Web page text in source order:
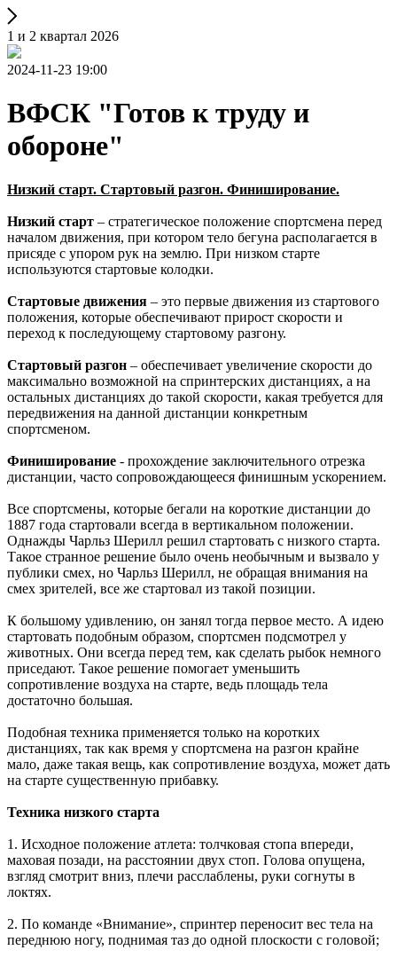
1 и 2 квартал 2026
2024-11-23 19:00
ВФСК "Готов к труду и
обороне"
Низкий старт. Стартовый разгон. Финиширование.
Низкий старт – стратегическое положение спортсмена перед
началом движения, при котором тело бегуна располагается в
присяде с упором рук на землю. При низком старте
используются стартовые колодки.
Стартовые движения – это первые движения из стартового
положения, которые обеспечивают прирост скорости и
переход к последующему стартовому разгону.
Стартовый разгон – обеспечивает увеличение скорости до
максимально возможной на спринтерских дистанциях, а на
остальных дистанциях до такой скорости, какая требуется для
передвижения на данной дистанции конкретным
спортсменом.
Финиширование - прохождение заключительного отрезка
дистанции, часто сопровождающееся финишным ускорением.
Все спортсмены, которые бегали на короткие дистанции до
1887 года стартовали всегда в вертикальном положении.
Однажды Чарльз Шерилл решил стартовать с низкого старта.
Такое странное решение было очень необычным и вызвало у
публики смех, но Чарльз Шерилл, не обращая внимания на
смех зрителей, все же стартовал из такой позиции.
К большому удивлению, он занял тогда первое место. А идею
стартовать подобным образом, спортсмен подсмотрел у
животных. Они всегда перед тем, как сделать рыбок немного
приседают. Такое решение помогает уменьшить
сопротивление воздуха на старте, ведь площадь тела
достаточно большая.
Подобная техника применяется только на коротких
дистанциях, так как время у спортсмена на разгон крайне
мало, даже такая вещь, как сопротивление воздуха, может дать
на старте существенную прибавку.
Техника низкого старта
1. Исходное положение атлета: толчковая стопа впереди,
маховая позади, на расстоянии двух стоп. Голова опущена,
взгляд смотрит вниз, плечи расслаблены, руки согнуты в
локтях.
2. По команде «Внимание», спринтер переносит вес тела на
переднюю ногу, поднимая таз до одной плоскости с головой;